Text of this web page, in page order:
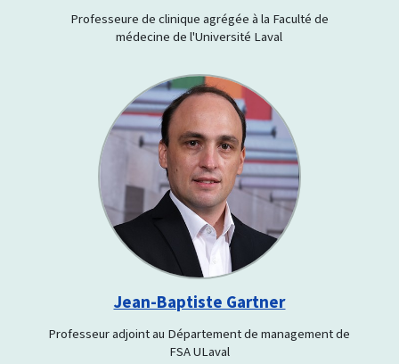
Professeure de clinique agrégée à la Faculté de
médecine de l'Université Laval
Jean-Baptiste Gartner
Professeur adjoint au Département de management de
FSA ULaval